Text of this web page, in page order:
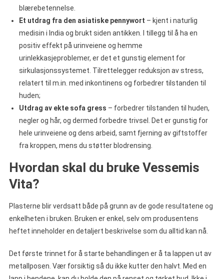
blærebetennelse.
Et utdrag fra den asiatiske pennywort – kjent i naturlig
medisin i India og brukt siden antikken. I tillegg til å ha en
positiv effekt på urinveiene og hemme
urinlekkasjeproblemer, er det et gunstig element for
sirkulasjonssystemet. Tilrettelegger reduksjon av stress,
relatert til m.in. med inkontinens og forbedrer tilstanden til
huden;
Utdrag av ekte sofa gress – forbedrer tilstanden til huden,
negler og hår, og dermed forbedre trivsel. Det er gunstig for
hele urinveiene og dens arbeid, samt fjerning av giftstoffer
fra kroppen, mens du støtter blodrensing.
Hvordan skal du bruke Vessemis
Vita?
Plasterne blir verdsatt både på grunn av de gode resultatene og
enkelheten i bruken. Bruken er enkel, selv om produsentens
heftet inneholder en detaljert beskrivelse som du alltid kan nå.
Det første trinnet for å starte behandlingen er å ta lappen ut av
metallposen. Vær forsiktig så du ikke kutter den halvt. Med en